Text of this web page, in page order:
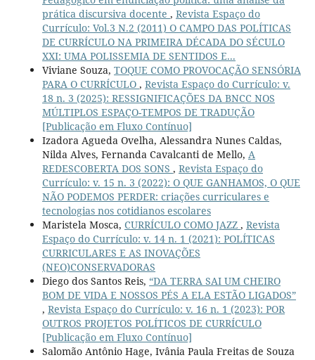
prática discursiva docente , Revista Espaço do
Currículo: Vol.3 N.2 (2011) O CAMPO DAS POLÍTICAS
DE CURRÍCULO NA PRIMEIRA DÉCADA DO SÉCULO
XXI: UMA POLISSEMIA DE SENTIDOS E...
Viviane Souza, TOQUE COMO PROVOCAÇÃO SENSÓRIA
PARA O CURRÍCULO , Revista Espaço do Currículo: v.
18 n. 3 (2025): RESSIGNIFICAÇÕES DA BNCC NOS
MÚLTIPLOS ESPAÇO-TEMPOS DE TRADUÇÃO
[Publicação em Fluxo Contínuo]
Izadora Agueda Ovelha, Alessandra Nunes Caldas,
Nilda Alves, Fernanda Cavalcanti de Mello, A
REDESCOBERTA DOS SONS , Revista Espaço do
Currículo: v. 15 n. 3 (2022): O QUE GANHAMOS, O QUE
NÃO PODEMOS PERDER: criações curriculares e
tecnologias nos cotidianos escolares
Maristela Mosca, CURRÍCULO COMO JAZZ , Revista
Espaço do Currículo: v. 14 n. 1 (2021): POLÍTICAS
CURRICULARES E AS INOVAÇÕES
(NEO)CONSERVADORAS
Diego dos Santos Reis, “DA TERRA SAI UM CHEIRO
BOM DE VIDA E NOSSOS PÉS A ELA ESTÃO LIGADOS”
, Revista Espaço do Currículo: v. 16 n. 1 (2023): POR
OUTROS PROJETOS POLÍTICOS DE CURRÍCULO
[Publicação em Fluxo Contínuo]
Salomão Antônio Hage, Ivânia Paula Freitas de Souza